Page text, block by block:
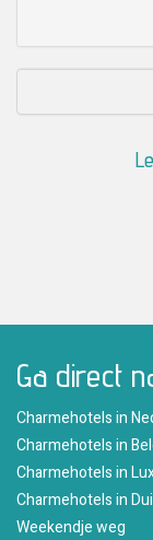
Ga direct
Charmehotels in
Charmehotels in
Charmehotels in
Charmehotels in
Weekendje weg